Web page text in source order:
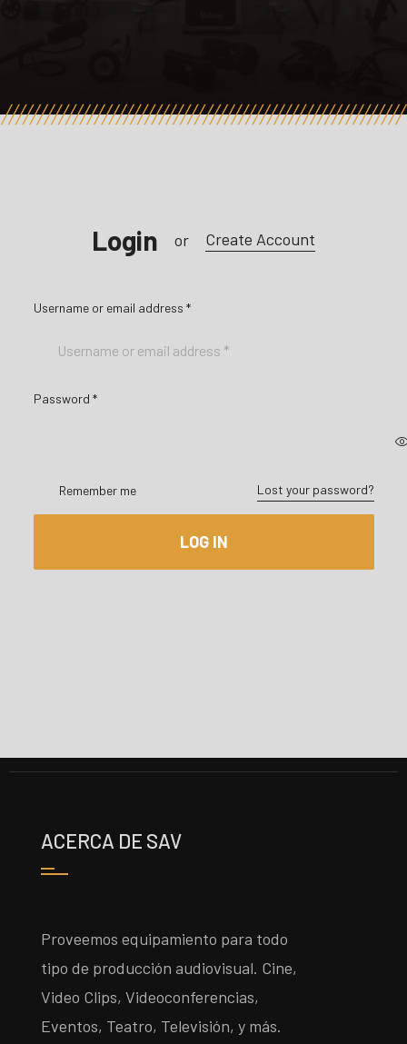
Login or Create Account
Username or email address *
Password *
Remember me Lost your password?
LOG IN
ACERCA DE SAV
Proveemos equipamiento para todo
tipo de producción audiovisual. Cine,
Video Clips, Videoconferencias,
Eventos, Teatro, Televisión, y más.